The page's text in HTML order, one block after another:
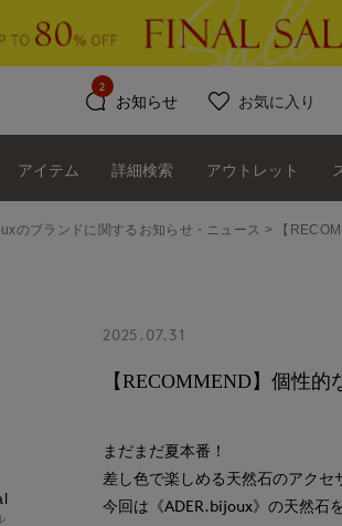
お知らせ
2
お気に入り
アイテム 詳細検索 アウトレット
のブランドに関するお知らせ・ニュース 【
2025.07.31
【RECOMMEND】個性
まだまだ夏本番！
差し色で楽しめる天然石のアク
今回は《ADER.bijoux》の天然石